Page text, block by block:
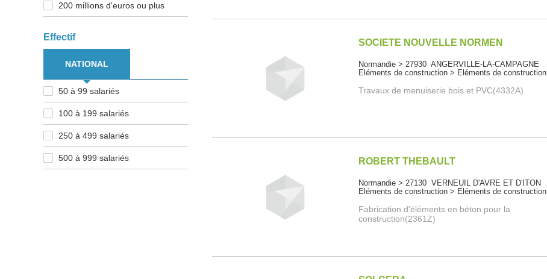
200 millions d'euros ou plus
Effectif
NATIONAL
50 à 99 salariés
100 à 199 salariés
250 à 499 salariés
500 à 999 salariés
SOCIETE NOUVELLE NORMEN
Normandie > 27930 ANGERVILLE-LA-CAMPAGNE
Eléments de construction > Eléments de construction
Travaux de menuiserie bois et PVC(4332A)
ROBERT THEBAULT
Normandie > 27130 VERNEUIL D'AVRE ET D'ITON
Eléments de construction > Eléments de construction
Fabrication d'éléments en béton pour la
construction(2361Z)